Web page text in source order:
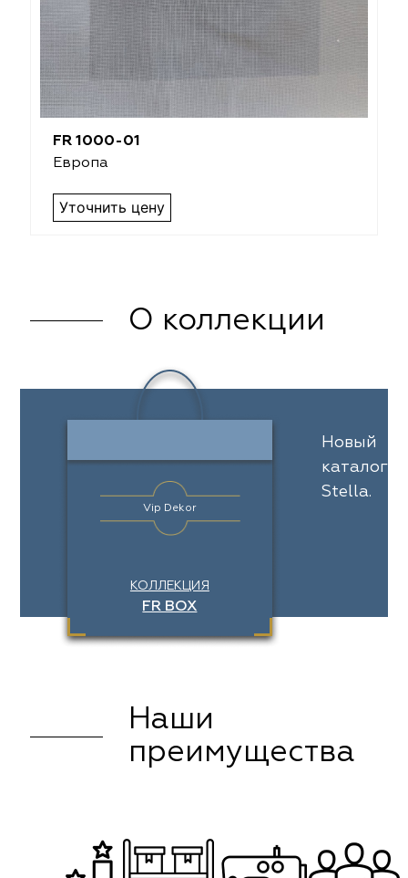
FR 1000-01
Европа
Уточнить цену
О коллекции
Vip Dekor
КОЛЛЕКЦИЯ
FR BOX
Новый
каталог
Stella.
Наши
преимущества